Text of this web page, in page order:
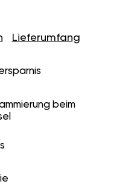
Lieferumfang
beim